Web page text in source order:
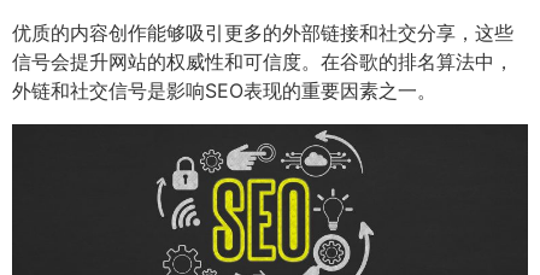
优质的内容创作能够吸引更多的外部链接和社交分享，这些
信号会提升网站的权威性和可信度。在谷歌的排名算法中，
外链和社交信号是影响SEO表现的重要因素之一。